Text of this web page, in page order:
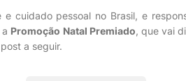
cuidado pessoal no Brasil, e
Promoção Natal Premiado, que vai
a seguir.